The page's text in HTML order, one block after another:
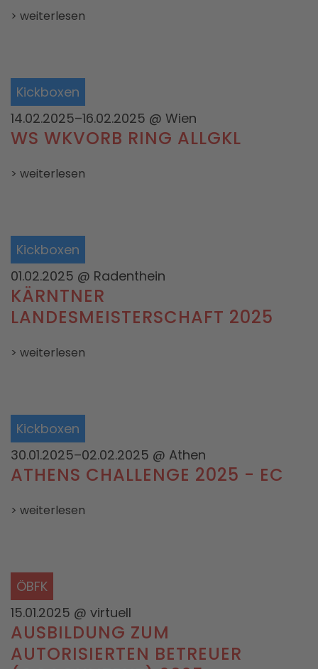
> weiterlesen
Kickboxen
14.02.2025–16.02.2025 @ Wien
WS WKVORB RING ALLGKL
> weiterlesen
Kickboxen
01.02.2025 @ Radenthein
KÄRNTNER
LANDESMEISTERSCHAFT 2025
> weiterlesen
Kickboxen
30.01.2025–02.02.2025 @ Athen
ATHENS CHALLENGE 2025 - EC
> weiterlesen
ÖBFK
15.01.2025 @ virtuell
AUSBILDUNG ZUM
AUTORISIERTEN BETREUER